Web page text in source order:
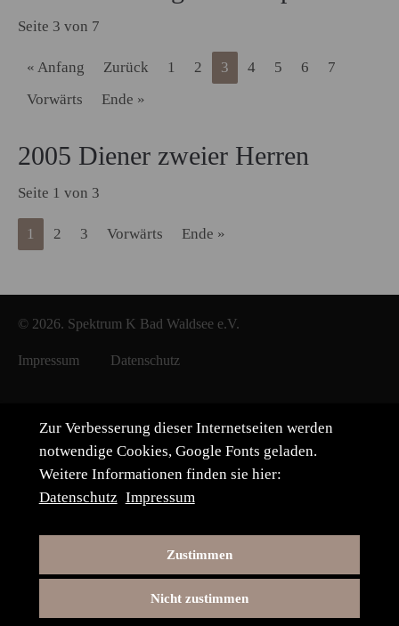
Seite 3 von 7
« Anfang Zurück 1 2 3 4 5 6
7
Vorwärts
Ende »
2005 Diener zweier Herren
Seite 1 von 3
1 2 3 Vorwärts Ende »
© 2026. Spektrum K Bad Waldsee e.V.
Impressum Datenschutz
Zur Verbesserung dieser Internetseiten werden
notwendige Cookies, Google Fonts geladen.
Weitere Informationen finden sie hier:
Datenschutz Impressum
Zustimmen
Nicht zustimmen